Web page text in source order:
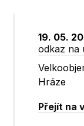
19. 05.
odkaz na
Hráze
Přejít na